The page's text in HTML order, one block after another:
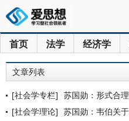
首页 法学 经济学
文章列表
[社会学专栏] 苏国勋：形式合
[社会学理论] 苏国勋：韦伯关